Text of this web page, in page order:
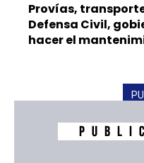
Provías,
Defensa Civil,
hacer el